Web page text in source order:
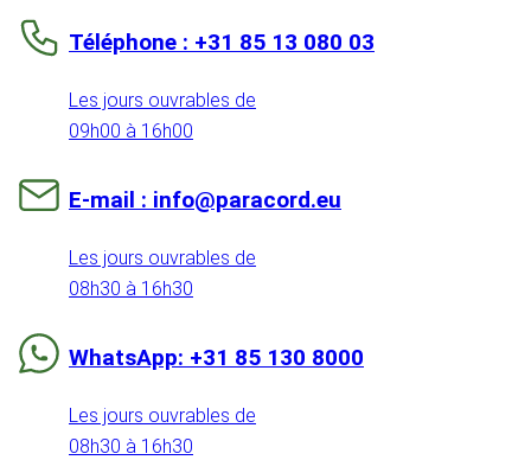
Téléphone : +31 85 13 080 03
Les jours ouvrables de
09h00 à 16h00
E-mail : info@paracord.eu
Les jours ouvrables de
08h30 à 16h30
WhatsApp: +31 85 130 8000
Les jours ouvrables de
08h30 à 16h30